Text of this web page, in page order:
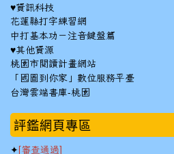
♥資訊科技
花蓮縣打字練習網
中打基本功－注音鍵盤篇
♥其他資源
桃園市閱讀計畫網站
「國圖到你家」數位服務平臺
台灣雲端書庫-桃園
::: 評鑑網頁專區
✦ [審查通過]